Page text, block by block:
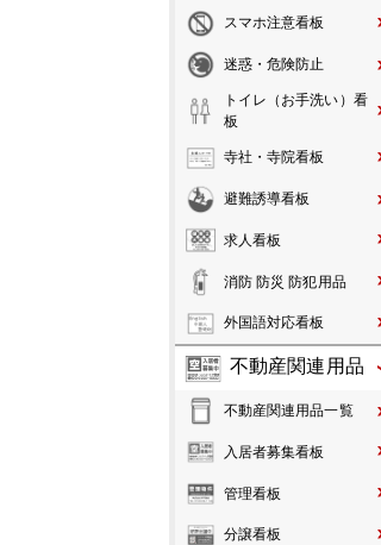
スマホ注意看板
迷惑・危険防止
トイレ（お手洗い）看
板
寺社・寺院看板
避難誘導看板
求人看板
消防 防災 防犯用品
外国語対応看板
不動産関連用品
不動産関連用品一覧
入居者募集看板
管理看板
分譲看板